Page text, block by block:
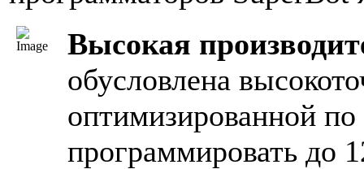
Высокая
обусловлена
оптимизированной по
программировать до